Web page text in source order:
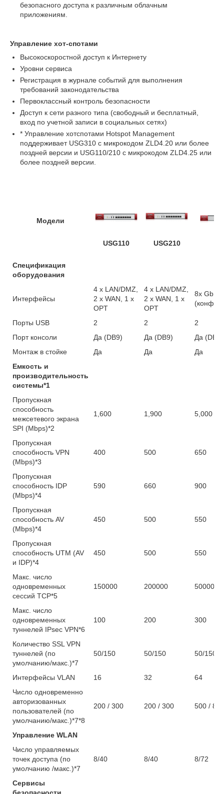
безопасного доступа к различным облачным
приложениям.
Управление хот-спотами
Высокоскоростной доступ к Интернету
Уровни сервиса
Регистрация в журнале событий для выполнения
требований законодательства
Первоклассный контроль безопасности
Доступ к сети разного типа (свободный и бесплатный,
вход по учетной записи в социальных сетях)
* Управление хотспотами Hotspot Management
поддерживает USG310 с микрокодом ZLD4.20 или более
поздней версии и USG110/210 с микрокодом ZLD4.25 или
более поздней версии.
Модели
USG110
USG210
Спецификация
оборудования
Интерфейсы
4 x LAN/DMZ,
2 x WAN, 1 x
OPT
4 x LAN/DMZ,
2 x WAN, 1 x
OPT
8x GbE
Порты USB 2 2
2
Порт консоли
Да (DB9) Да (DB9)
Да (DB9)
Монтаж в стойке
Да Да
Да
Емкость и
производительность
системы*1
Пропускная
способность
межсетевого экрана
SPI (Mbps)*2
1,600 1,900 5,000
Пропускная
способность VPN
(Mbps)*3
400 500 650
Пропускная
способность IDP
(Mbps)*4
590 660 900
Пропускная
способность AV
(Mbps)*4
450 500 550
Пропускная
способность UTM (AV
и IDP)*4
450 500 550
Макс. число
одновременных
сессий TCP*5
150000 200000 500000
Макс. число
одновременных
туннелей IPsec VPN*6
100 200 300
Количество SSL VPN
туннелей (по
умолчанию/макс.)*7
50/150 50/150 50/150
Интерфейсы VLAN 16 32
64
Число одновременно
авторизованных
пользователей (по
умолчанию/макс.)*7*8
200 / 300 200 / 300 500 / 800
Управление WLAN
Число управляемых
точек доступа (по
умолчанию /макс.)*7
8/40 8/40 8/72
Сервисы
безопасности